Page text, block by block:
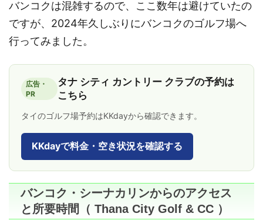
バンコクは混雑するので、ここ数年は避けていたの
ですが、2024年久しぶりにバンコクのゴルフ場へ
行ってみました。
広告・
PR
タナ シティ カントリー クラブの予約は
こちら
タイのゴルフ場予約はKKdayから確認できます。
KKdayで料金・空き状況を確認する
バンコク・シーナカリンからのアクセス
と所要時間（ Thana City Golf & CC ）